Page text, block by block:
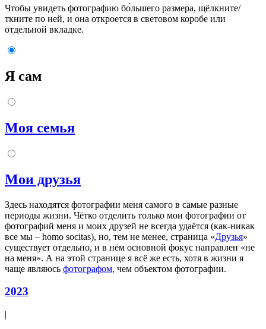
Чтобы увидеть фотографию бо́льшего размера, щёлкните/
ткните по ней, и она откроется в световом коробе или
отдельной вкладке.
Я сам
Моя семья
Мои друзья
Здесь находятся фотографии меня самого в самые разные
периоды жизни. Чётко отделить только мои фотографии от
фотографий меня и моих друзей не всегда удаётся (как-никак
все мы – homo socitas), но, тем не менее, страница «Друзья»
существует отдельно, и в нём основной фокус направлен «не
на меня». А на этой странице я всё же есть, хотя в жизни я
чаще являюсь фотографом, чем объектом фотографии.
2023
|